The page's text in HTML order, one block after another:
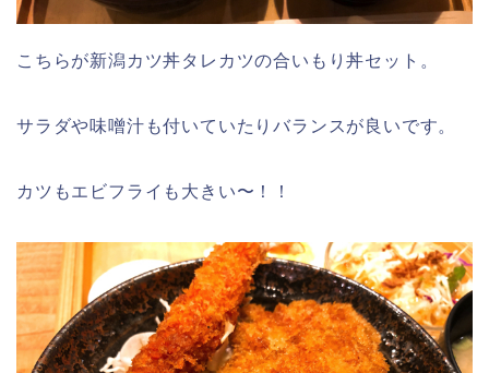
こちらが新潟カツ丼タレカツの合いもり丼セット。
サラダや味噌汁も付いていたりバランスが良いです。
カツもエビフライも大きい〜！！